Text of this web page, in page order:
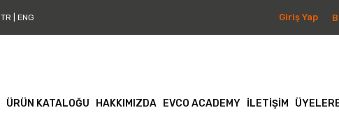
TR ENG Giriş Yap
ÜRÜN KATALOĞU HAKKIMIZDA EVCO ACADEMY İLETİŞİM